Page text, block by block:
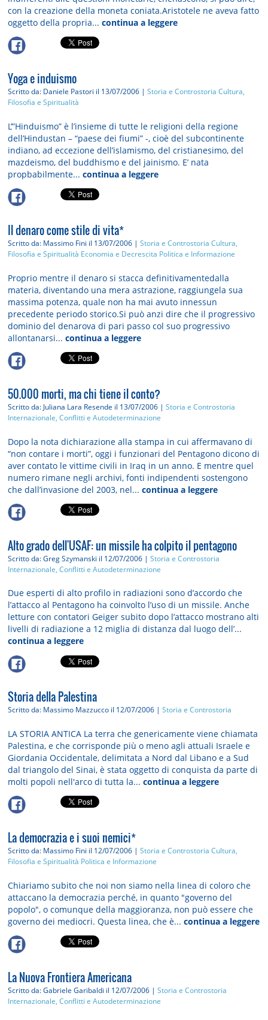
con la creazione della moneta coniata.Aristotele ne aveva fatto
oggetto della propria...continua a leggere
Yoga e induismo
Scritto da: Daniele Pastori il 13/07/2006 |Storia e Controstoria Cultura,
Filosofia e Spiritualità
L’”Hinduismo” è l’insieme di tutte le religioni della regione
dell’Hindustan – “paese dei fiumi” -, cioè del subcontinente
indiano, ad eccezione dell’islamismo, del cristianesimo, del
mazdeismo, del buddhismo e del jainismo. E’ nata
propbabilmente...continua a leggere
Il denaro come stile di vita*
Scritto da: Massimo Fini il 13/07/2006 |Storia e Controstoria Cultura,
Filosofia e Spiritualità Economia e Decrescita Politica e Informazione
Proprio mentre il denaro si stacca definitivamentedalla
materia, diventando una mera astrazione, raggiungela sua
massima potenza, quale non ha mai avuto innessun
precedente periodo storico.Si può anzi dire che il progressivo
dominio del denarova di pari passo col suo progressivo
allontanarsi...continua a leggere
50.000 morti, ma chi tiene il conto?
Scritto da: Juliana Lara Resende il 13/07/2006 |Storia e Controstoria
Internazionale, Conflitti e Autodeterminazione
Dopo la nota dichiarazione alla stampa in cui affermavano di
“non contare i morti”, oggi i funzionari del Pentagono dicono di
aver contato le vittime civili in Iraq in un anno. E mentre quel
numero rimane negli archivi, fonti indipendenti sostengono
che dall’invasione del 2003, nel...continua a leggere
Alto grado dell'USAF: un missile ha colpito il pentagono
Scritto da: Greg Szymanski il 12/07/2006 |Storia e Controstoria
Internazionale, Conflitti e Autodeterminazione
Due esperti di alto profilo in radiazioni sono d’accordo che
l’attacco al Pentagono ha coinvolto l’uso di un missile. Anche
letture con contatori Geiger subito dopo l’attacco mostrano alti
livelli di radiazione a 12 miglia di distanza dal luogo dell’...
continua a leggere
Storia della Palestina
Scritto da: Massimo Mazzucco il 12/07/2006 |Storia e Controstoria
LA STORIA ANTICA La terra che genericamente viene chiamata
Palestina, e che corrisponde più o meno agli attuali Israele e
Giordania Occidentale, delimitata a Nord dal Libano e a Sud
dal triangolo del Sinai, è stata oggetto di conquista da parte di
molti popoli nell'arco di tutta la...continua a leggere
La democrazia e i suoi nemici*
Scritto da: Massimo Fini il 12/07/2006 |Storia e Controstoria Cultura,
Filosofia e Spiritualità Politica e Informazione
Chiariamo subito che noi non siamo nella linea di coloro che
attaccano la democrazia perché, in quanto "governo del
popolo", o comunque della maggioranza, non può essere che
governo dei mediocri. Questa linea, che è...continua a leggere
La Nuova Frontiera Americana
Scritto da: Gabriele Garibaldi il 12/07/2006 |Storia e Controstoria
Internazionale, Conflitti e Autodeterminazione